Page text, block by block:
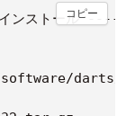
ンストール ----
darts/
コピー